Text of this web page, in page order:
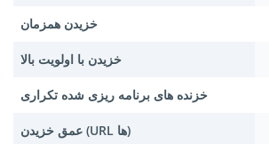
خزیدن همزمان
خزیدن با اولویت بالا
خزنده های برنامه ریزی شده تکراری
عمق خزیدن (URL ها)